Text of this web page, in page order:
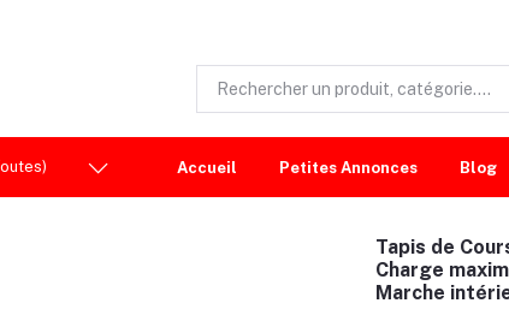
Accueil Petites Annonces Blog
Tapis de
Charge
Marche